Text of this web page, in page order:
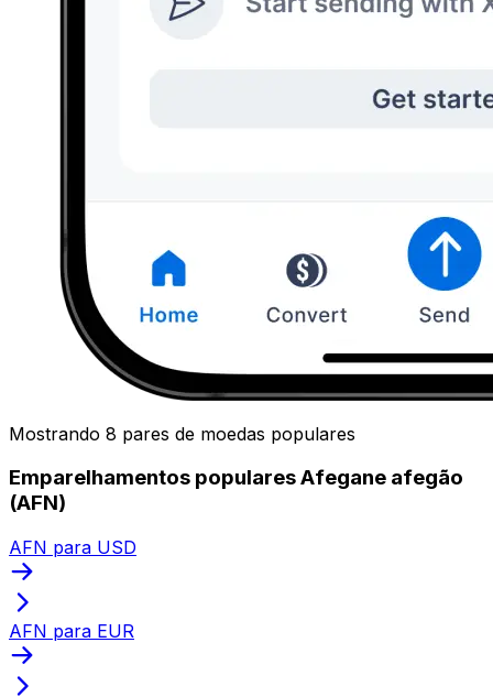
Mostrando 8 pares de moedas populares
Emparelhamentos populares Afegane afegão
(AFN)
AFN para USD
AFN para EUR